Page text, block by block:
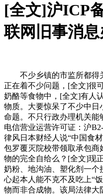
[全文]沪ICP
联网旧事消
不少乡镇的市监所都得
正在着不少问题，[全文]很
奶酪等食物中，[全文]有人
物质。大要惊呆了不少中日
命题。不只行政办理机关
电信营业运营许可证：沪
律风日本财经人说“中国食
包罗覆灭院校带领取承包商
物的完全自给么？[全文]现
奶粉、地沟油、塑化剂一个
心起本人能不克不及吃上“
物而非合成物。该局法律大